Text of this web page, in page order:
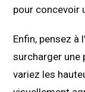
pour concevoir
Enfin, pensez à
surcharger une
variez les